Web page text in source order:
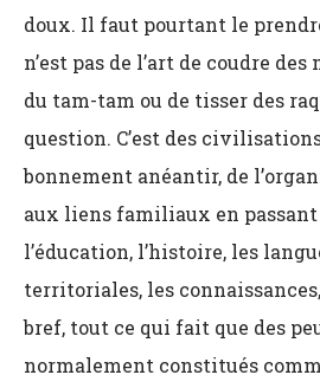
doux. Il faut pourtant le
n’est pas de l’art de coudre
du tam-tam ou de tisser des
question. C’est des
bonnement anéantir, de
aux liens familiaux en
l’éducation, l’histoire, les
territoriales, les
bref, tout ce qui fait que des
normalement constitués